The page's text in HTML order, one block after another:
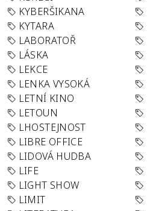
KYBERŠIKANA
KYTARA
LABORATOŘ
LÁSKA
LEKCE
LENKA VYSOKÁ
LETNÍ KINO
LETOUN
LHOSTEJNOST
LIBRE OFFICE
LIDOVÁ HUDBA
LIFE
LIGHT SHOW
LIMIT